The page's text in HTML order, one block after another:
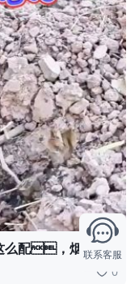
么配，烟苗缓
苗，后期长
0
联系客服